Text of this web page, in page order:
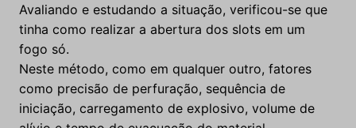
Avaliando e estudando a situação, verificou-se que
tinha como realizar a abertura dos slots em um
fogo só.
Neste método, como em qualquer outro, fatores
como precisão de perfuração, sequência de
iniciação, carregamento de explosivo, volume de